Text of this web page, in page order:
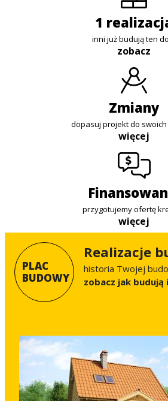
1
inni już budują ten
zobacz
zmiany
dopasuj projekt do
więcej
przygotujemy ofertę
więcej
PLAC
BUDOWY
Realizacje
historia Twojej
Zobacz jak budują